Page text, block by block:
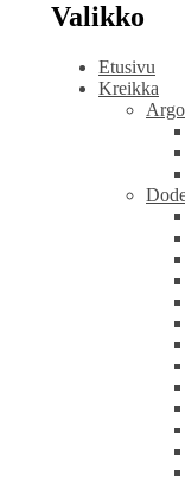
Valikko
Etusivu
Kreikka